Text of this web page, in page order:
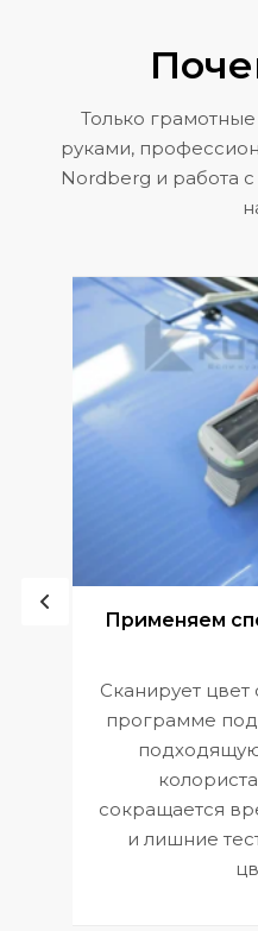
Только
руками,
Nordberg и работа
Применяем
Сканирует цвет
программе
сокращается
и лишние